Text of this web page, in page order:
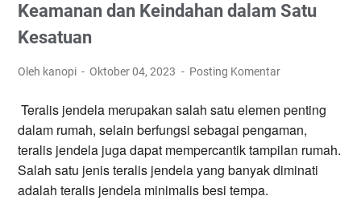
Keamanan dan Keindahan dalam Satu
Kesatuan
Oleh kanopi Oktober 04, 2023 Posting Komentar
Teralis jendela merupakan salah satu elemen penting
dalam rumah, selain berfungsi sebagai pengaman,
teralis jendela juga dapat mempercantik tampilan rumah.
Salah satu jenis teralis jendela yang banyak diminati
adalah teralis jendela minimalis besi tempa.